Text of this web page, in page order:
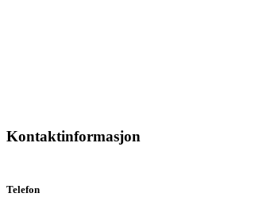
Kontaktinformasjon
Telefon